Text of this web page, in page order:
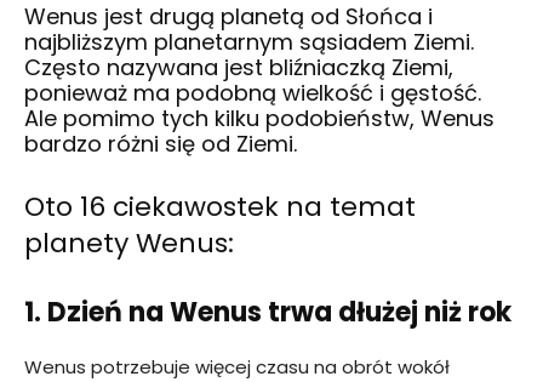
Wenus jest drugą planetą od Słońca i
najbliższym planetarnym sąsiadem Ziemi.
Często nazywana jest bliźniaczką Ziemi,
ponieważ ma podobną wielkość i gęstość.
Ale pomimo tych kilku podobieństw, Wenus
bardzo różni się od Ziemi.
Oto 16 ciekawostek na temat
planety Wenus:
1. Dzień na Wenus trwa dłużej niż rok
Wenus potrzebuje więcej czasu na obrót wokół